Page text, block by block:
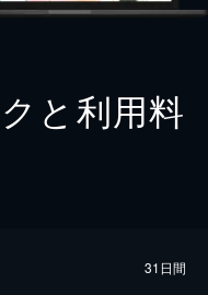
と利用料
31日間